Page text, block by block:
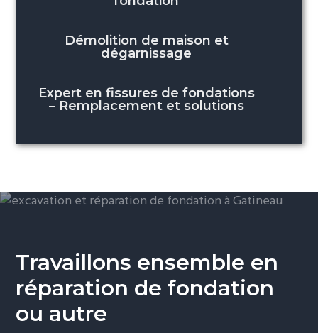
Démolition de maison et
dégarnissage
Expert en fissures de fondations
– Remplacement et solutions
Travaillons ensemble en
réparation de fondation
ou autre